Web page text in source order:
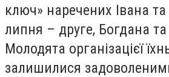
ключ» наречених Івана
липня – друге, Богдана
Молодята організацієї
залишилися